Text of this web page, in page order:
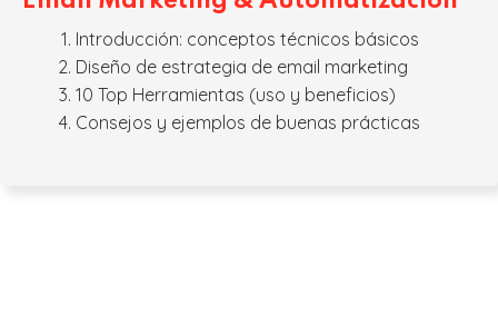
Introducción: conceptos técnicos básicos
Diseño de estrategia de email marketing
10 Top Herramientas (uso y beneficios)
Consejos y ejemplos de buenas prácticas